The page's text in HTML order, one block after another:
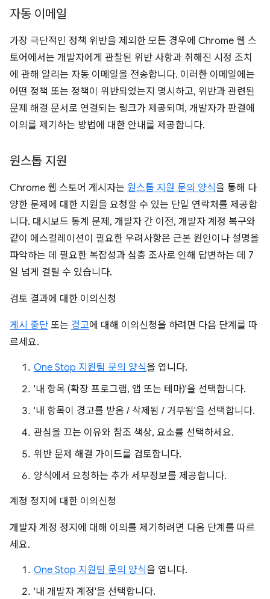
자동 이메일
가장 극단적인 정책 위반을 제외한 모든 경우에 Chrome 웹 스
토어에서는 개발자에게 관찰된 위반 사항과 취해진 시정 조치
에 관해 알리는 자동 이메일을 전송합니다. 이러한 이메일에는
어떤 정책 또는 정책이 위반되었는지 명시하고, 위반과 관련된
문제 해결 문서로 연결되는 링크가 제공되며, 개발자가 판결에
이의를 제기하는 방법에 대한 안내를 제공합니다.
원스톱 지원
Chrome 웹 스토어 게시자는 원스톱 지원 문의 양식을 통해 다
양한 문제에 대한 지원을 요청할 수 있는 단일 연락처를 제공합
니다. 대시보드 통계 문제, 개발자 간 이전, 개발자 계정 복구와
같이 에스컬레이션이 필요한 우려사항은 근본 원인이나 설명을
파악하는 데 필요한 복잡성과 심층 조사로 인해 답변하는 데 7
일 넘게 걸릴 수 있습니다.
검토 결과에 대한 이의신청
게시 중단 또는 경고에 대해 이의신청을 하려면 다음 단계를 따
르세요.
One Stop 지원팀 문의 양식을 엽니다.
'내 항목 (확장 프로그램, 앱 또는 테마)'을 선택합니다.
'내 항목이 경고를 받음 / 삭제됨 / 거부됨'을 선택합니다.
관심을 끄는 이유와 참조 색상, 요소를 선택하세요.
위반 문제 해결 가이드를 검토합니다.
양식에서 요청하는 추가 세부정보를 제공합니다.
계정 정지에 대한 이의신청
개발자 계정 정지에 대해 이의를 제기하려면 다음 단계를 따르
세요.
One Stop 지원팀 문의 양식을 엽니다.
'내 개발자 계정'을 선택합니다.